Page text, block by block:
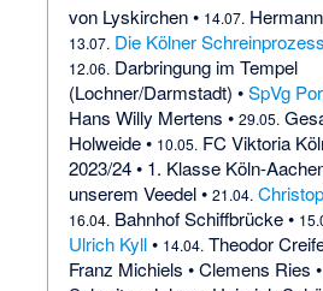
von Lyskirchen• 14.07.
13.07. Die Kölner
12.06. Darbringung im Tempel
(Lochner/Darmstadt) •SpVg
Hans Willy Mertens •29.05.
Holweide• 10.05. FC Viktoria
2023/24• 1. Klasse Köln-
unserem Veedel•21.04.
16.04. Bahnhof Schiffbrücke•
Ulrich Kyll• 14.04. Theodor
Franz Michiels •Clemens Ries